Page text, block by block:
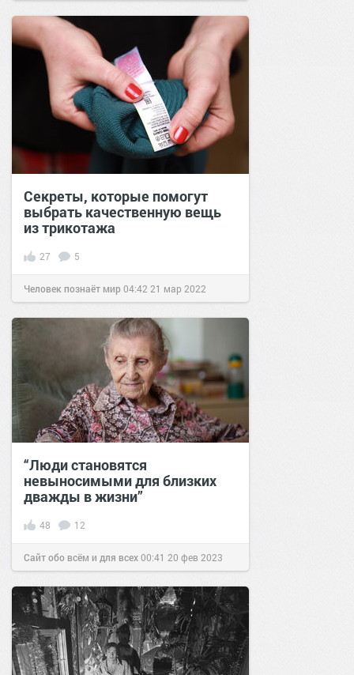
Секреты, которые помогут
выбрать качественную вещь
из трикотажа
27 5
Человек познаёт мир04:42 21 мар 2022
“Люди становятся
невыносимыми для близких
дважды в жизни”
48 12
Сайт обо всём и для всех00:41 20 фев 2023